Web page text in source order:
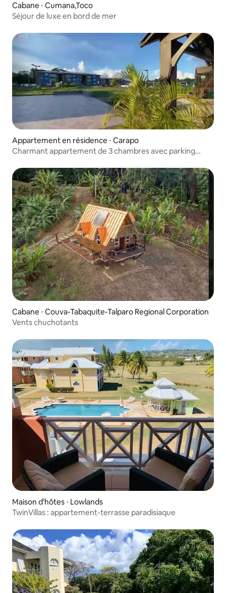
Cabane ⋅ Cumana,Toco
Séjour de luxe en bord de mer
Appartement en résidence ⋅ Carapo
Charmant appartement de 3 chambres avec parking
Cabane ⋅ Couva-Tabaquite-Talparo Regional Corporation
Vents chuchotants
Maison d'hôtes ⋅ Lowlands
TwinVillas : appartement-terrasse paradisiaque